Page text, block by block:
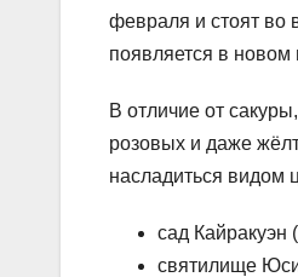
февраля и стоят во
появляется в новом
В отличие от
розовых и даже
насладиться видом
сад Кайракуэн
святилище